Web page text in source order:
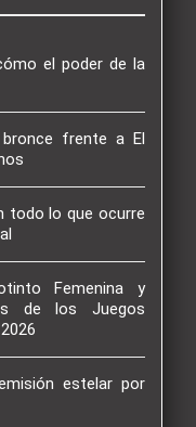
el poder de la
frente a El
todo lo que ocurre
Femenina y
de los Juegos
estelar por